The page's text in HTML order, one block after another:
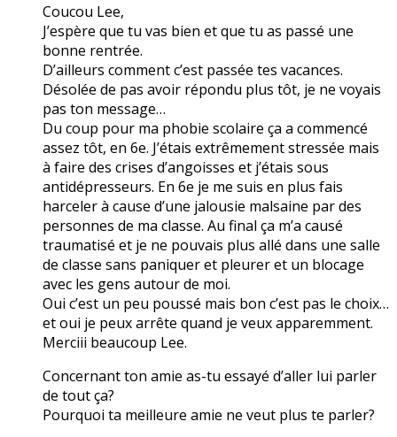
Coucou Lee,
J’espère que tu vas bien et que tu as passé une
bonne rentrée.
D’ailleurs comment c’est passée tes vacances.
Désolée de pas avoir répondu plus tôt, je ne voyais
pas ton message…
Du coup pour ma phobie scolaire ça a commencé
assez tôt, en 6e. J’étais extrêmement stressée mais
à faire des crises d’angoisses et j’étais sous
antidépresseurs. En 6e je me suis en plus fais
harceler à cause d’une jalousie malsaine par des
personnes de ma classe. Au final ça m’a causé
traumatisé et je ne pouvais plus allé dans une salle
de classe sans paniquer et pleurer et un blocage
avec les gens autour de moi.
Oui c’est un peu poussé mais bon c’est pas le choix…
et oui je peux arrête quand je veux apparemment.
Merciii beaucoup Lee.
Concernant ton amie as-tu essayé d’aller lui parler
de tout ça?
Pourquoi ta meilleure amie ne veut plus te parler?